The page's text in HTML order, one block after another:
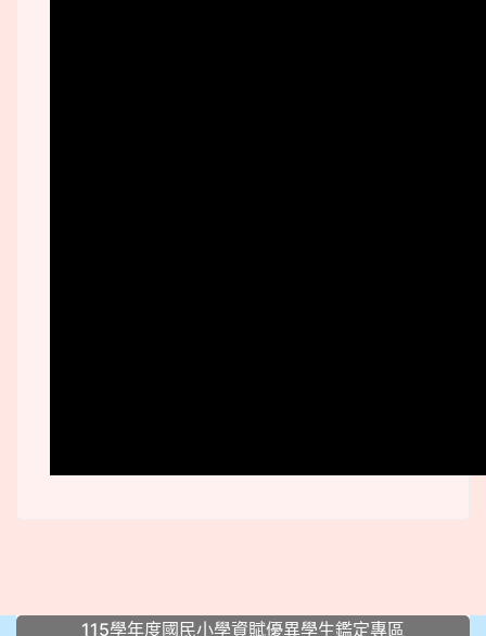
::: 115學年度國民小學資賦優異學生鑑定專區